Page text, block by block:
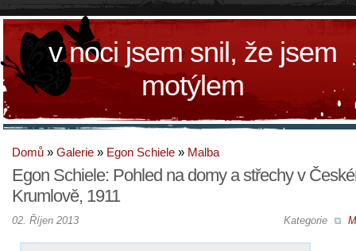
v noci jsem snil, že jsem
motýlem
Domů » Galerie » Egon Schiele » Malba
Egon Schiele: Pohled na domy a střechy v
Krumlově, 1911
Kategorie
02. Říjen 2013